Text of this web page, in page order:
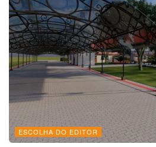
ESCOLHA DO EDITOR